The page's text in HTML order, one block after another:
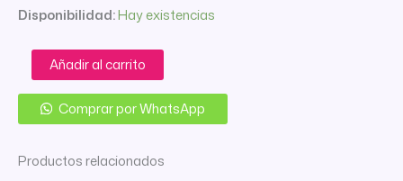
Disponibilidad:Hay existencias
PRENSATELA
BROTHER
TABLAS
SA143
cantidad
Añadir al carrito
Comprar por WhatsApp
Productos relacionados